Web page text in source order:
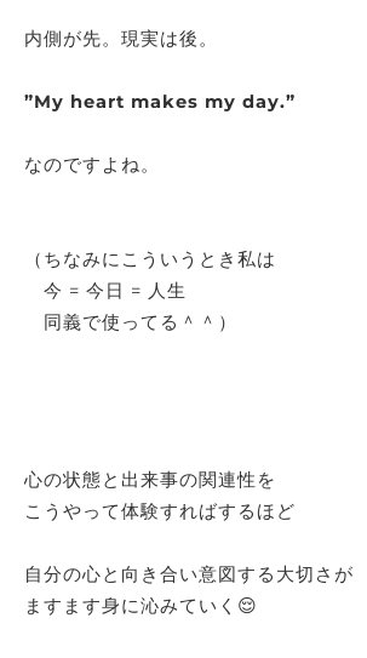
内側が先。現実は後。
”My heart makes my day.”
なのですよね。
（ちなみにこういうとき私は
今 = 今日 = 人生
同義で使ってる＾＾）
心の状態と出来事の関連性を
こうやって体験すればするほど
自分の心と向き合い意図する大切さが
ますます身に沁みていく😌